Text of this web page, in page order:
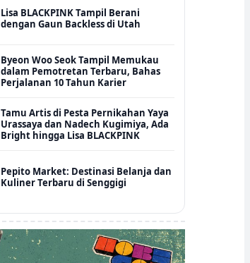
Lisa BLACKPINK Tampil Berani
dengan Gaun Backless di Utah
Byeon Woo Seok Tampil Memukau
dalam Pemotretan Terbaru, Bahas
Perjalanan 10 Tahun Karier
Tamu Artis di Pesta Pernikahan Yaya
Urassaya dan Nadech Kugimiya, Ada
Bright hingga Lisa BLACKPINK
Pepito Market: Destinasi Belanja dan
Kuliner Terbaru di Senggigi